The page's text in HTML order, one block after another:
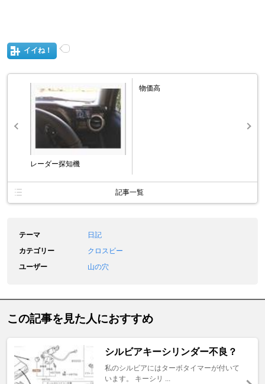
イイね！
レーダー探知機
物価高
記事一覧
テーマ
日記
カテゴリー
クロスビー
ユーザー
山の穴
この記事を見た人におすすめ
シルビアキーシリンダー不良？
私のシルビアにはターボタイマーが付いて
います。 キーシリ ...